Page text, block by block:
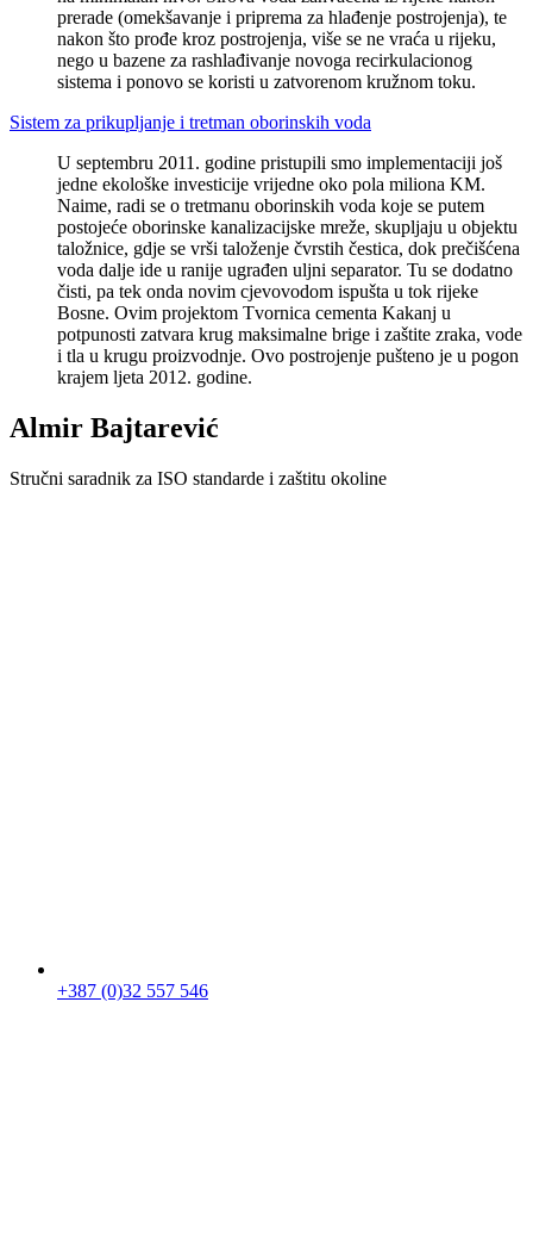
prerade (omekšavanje i priprema za hlađenje postrojenja), te
nakon što prođe kroz postrojenja, više se ne vraća u rijeku,
nego u bazene za rashlađivanje novoga recirkulacionog
sistema i ponovo se koristi u zatvorenom kružnom toku.
Sistem za prikupljanje i tretman oborinskih voda
U septembru 2011. godine pristupili smo implementaciji još
jedne ekološke investicije vrijedne oko pola miliona KM.
Naime, radi se o tretmanu oborinskih voda koje se putem
postojeće oborinske kanalizacijske mreže, skupljaju u objektu
taložnice, gdje se vrši taloženje čvrstih čestica, dok prečišćena
voda dalje ide u ranije ugrađen uljni separator. Tu se dodatno
čisti, pa tek onda novim cjevovodom ispušta u tok rijeke
Bosne. Ovim projektom Tvornica cementa Kakanj u
potpunosti zatvara krug maksimalne brige i zaštite zraka, vode
i tla u krugu proizvodnje. Ovo postrojenje pušteno je u pogon
krajem ljeta 2012. godine.
Almir Bajtarević
Stručni saradnik za ISO standarde i zaštitu okoline
+387 (0)32 557 546